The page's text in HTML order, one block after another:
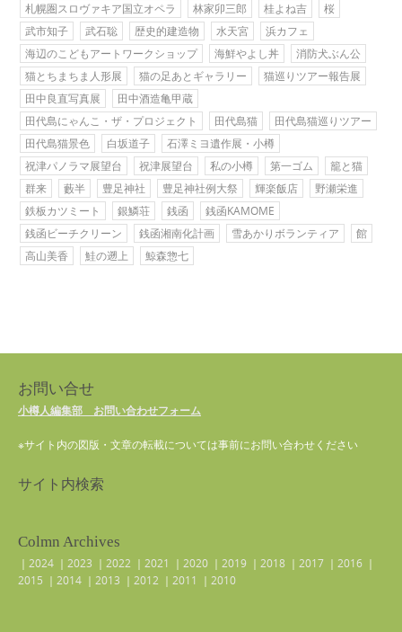
札幌圏スロヴァキア国立オペラ
林家卯三郎 桂よね吉
桜
武市知子
武石聡 歴史的建造物 水天宮
浜カフェ
海辺のこどもアートワークショップ
海鮮やよし丼
消防犬ぶん公
猫とちまちま人形展
猫の足あとギャラリー
猫巡りツアー報告展
田中良直写真展
田中酒造亀甲蔵
田代島にゃんこ・ザ・プロジェクト
田代島猫
田代島猫巡りツアー
田代島猫景色
白坂道子
石澤ミヨ遺作展・小樽
祝津パノラマ展望台
祝津展望台 私の小樽 第一ゴム
籠と猫
群来
藪半 豊足神社 豊足神社例大祭 輝楽飯店
野瀬栄進
鉄板カツミート
銀鱗荘 銭函
銭函KAMOME
銭函ビーチクリーン
銭函湘南化計画 雪あかりボランティア
館
高山美香
鮭の遡上 鯨森惣七
お問い合せ
小樽人編集部 お問い合わせフォーム
※サイト内の図版・文章の転載については事前にお問い合わせください
サイト内検索
Colmn Archives
｜ 2024 ｜ 2023 ｜ 2022 ｜ 2021 ｜ 2020 ｜ 2019 ｜ 2018 ｜ 2017 ｜ 2016 ｜
2015 ｜ 2014 ｜ 2013 ｜ 2012 ｜ 2011 ｜ 2010